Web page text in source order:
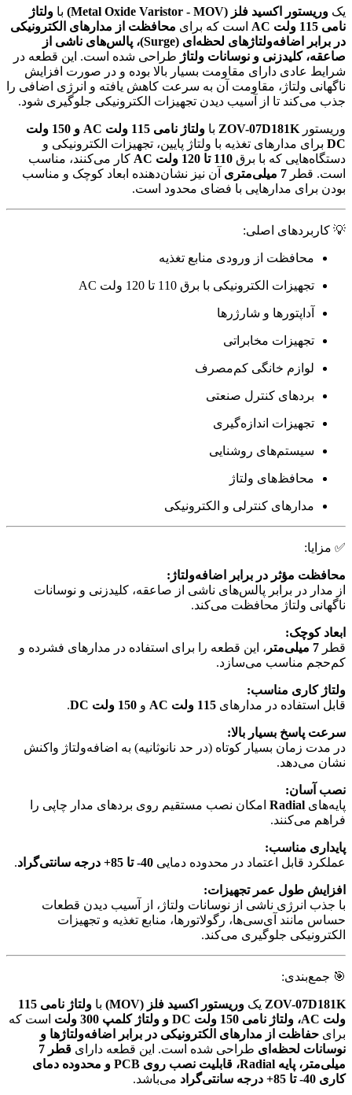
یک وریستور اکسید فلز (Metal Oxide Varistor - MOV) با ولتاژ
نامی 115 ولت AC
است که برای محافظت از مدارهای الکترونیکی
در برابر اضافه‌ولتاژهای لحظه‌ای (Surge)، پالس‌های ناشی از
صاعقه، کلیدزنی و نوسانات ولتاژ طراحی شده است. این قطعه در
شرایط عادی دارای مقاومت بسیار بالا بوده و در صورت افزایش
ناگهانی ولتاژ، مقاومت آن به سرعت کاهش یافته و انرژی اضافی را
جذب می‌کند تا از آسیب دیدن تجهیزات الکترونیکی جلوگیری شود.
وریستور ZOV-07D181K با
ولتاژ نامی 115 ولت AC و 150 ولت
DC برای مدارهای تغذیه با ولتاژ پایین، تجهیزات الکترونیکی و
دستگاه‌هایی که با برق 110 تا 120 ولت AC
کار می‌کنند، مناسب
است. قطر 7 میلی‌متری
آن نیز نشان‌دهنده ابعاد کوچک و مناسب
بودن برای مدارهایی با فضای محدود است.
💡 کاربردهای اصلی:
محافظت از ورودی منابع تغذیه
تجهیزات الکترونیکی با برق 110 تا 120 ولت AC
آداپتورها و شارژرها
تجهیزات مخابراتی
لوازم خانگی کم‌مصرف
بردهای کنترل صنعتی
تجهیزات اندازه‌گیری
سیستم‌های روشنایی
محافظ‌های ولتاژ
مدارهای کنترلی و الکترونیکی
✅ مزایا:
محافظت مؤثر در برابر اضافه‌ولتاژ:
از مدار در برابر پالس‌های ناشی از صاعقه، کلیدزنی و نوسانات
ناگهانی ولتاژ محافظت می‌کند.
ابعاد کوچک:
قطر 7 میلی‌متر
، این قطعه را برای استفاده در مدارهای فشرده و
کم‌حجم مناسب می‌سازد.
ولتاژ کاری مناسب:
قابل استفاده در مدارهای 115 ولت AC و 150 ولت DC .
سرعت پاسخ بسیار بالا:
در مدت زمان بسیار کوتاه (در حد نانوثانیه) به اضافه‌ولتاژ واکنش
نشان می‌دهد.
نصب آسان:
پایه‌های Radial امکان نصب مستقیم روی بردهای مدار چاپی را
فراهم می‌کنند.
پایداری مناسب:
عملکرد قابل اعتماد در محدوده دمایی 40- تا 85+ درجه سانتی‌گراد .
افزایش طول عمر تجهیزات:
با جذب انرژی ناشی از نوسانات ولتاژ، از آسیب دیدن قطعات
حساس مانند آی‌سی‌ها، رگولاتورها، منابع تغذیه و تجهیزات
الکترونیکی جلوگیری می‌کند.
🎯 جمع‌بندی:
ZOV-07D181K یک وریستور اکسید فلز (MOV) با
ولتاژ نامی 115
ولت AC، ولتاژ نامی 150 ولت DC و ولتاژ کلمپ 300 ولت
است که
برای حفاظت از مدارهای الکترونیکی در برابر اضافه‌ولتاژها و
نوسانات لحظه‌ای طراحی شده است. این قطعه دارای
قطر 7
میلی‌متر، پایه Radial، قابلیت نصب روی PCB و محدوده دمای
کاری 40- تا 85+ درجه سانتی‌گراد
می‌باشد.